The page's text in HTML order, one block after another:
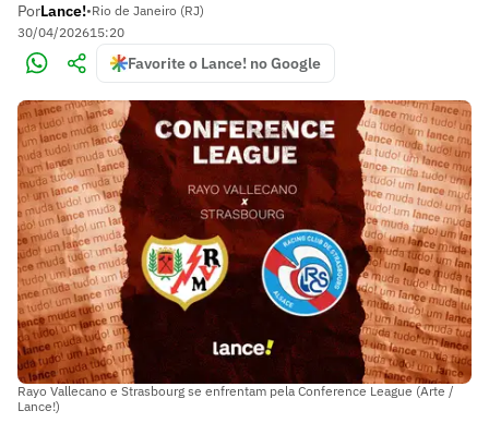
PorLance!•Rio de Janeiro (RJ)
30/04/202615:20
Favorite o Lance! no Google
Rayo Vallecano e Strasbourg se enfrentam pela Conference League (Arte /
Lance!)